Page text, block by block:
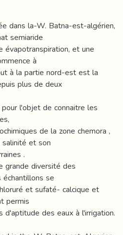
dans la-W. Batna-est-algérien,
semiaride
et une
à
à la partie nord-est est la
plus de deux
l'objet de connaitre les
de la zone chemora ,
et son
.
grande diversité des
se
et sufaté- calcique et
permis
des eaux à l'irrigation.